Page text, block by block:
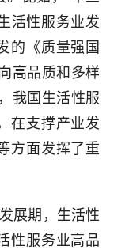
活性服务业发
的《质量强国
高品质和多样
我国生活性服
在支撑产业发
方面发挥了重
展期，生活性
性服务业高品